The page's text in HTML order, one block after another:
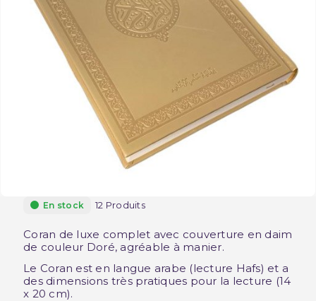
En stock 12 Produits
Coran de luxe complet avec couverture en daim
de couleur Doré, agréable à manier.
Le Coran est en langue arabe (lecture Hafs) et a
des dimensions très pratiques pour la lecture (14
x 20 cm).